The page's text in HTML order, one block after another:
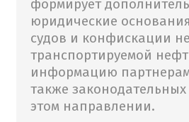
формирует
юридические
судов и конфискации
транспортируемой
информацию
также
этом направлении.